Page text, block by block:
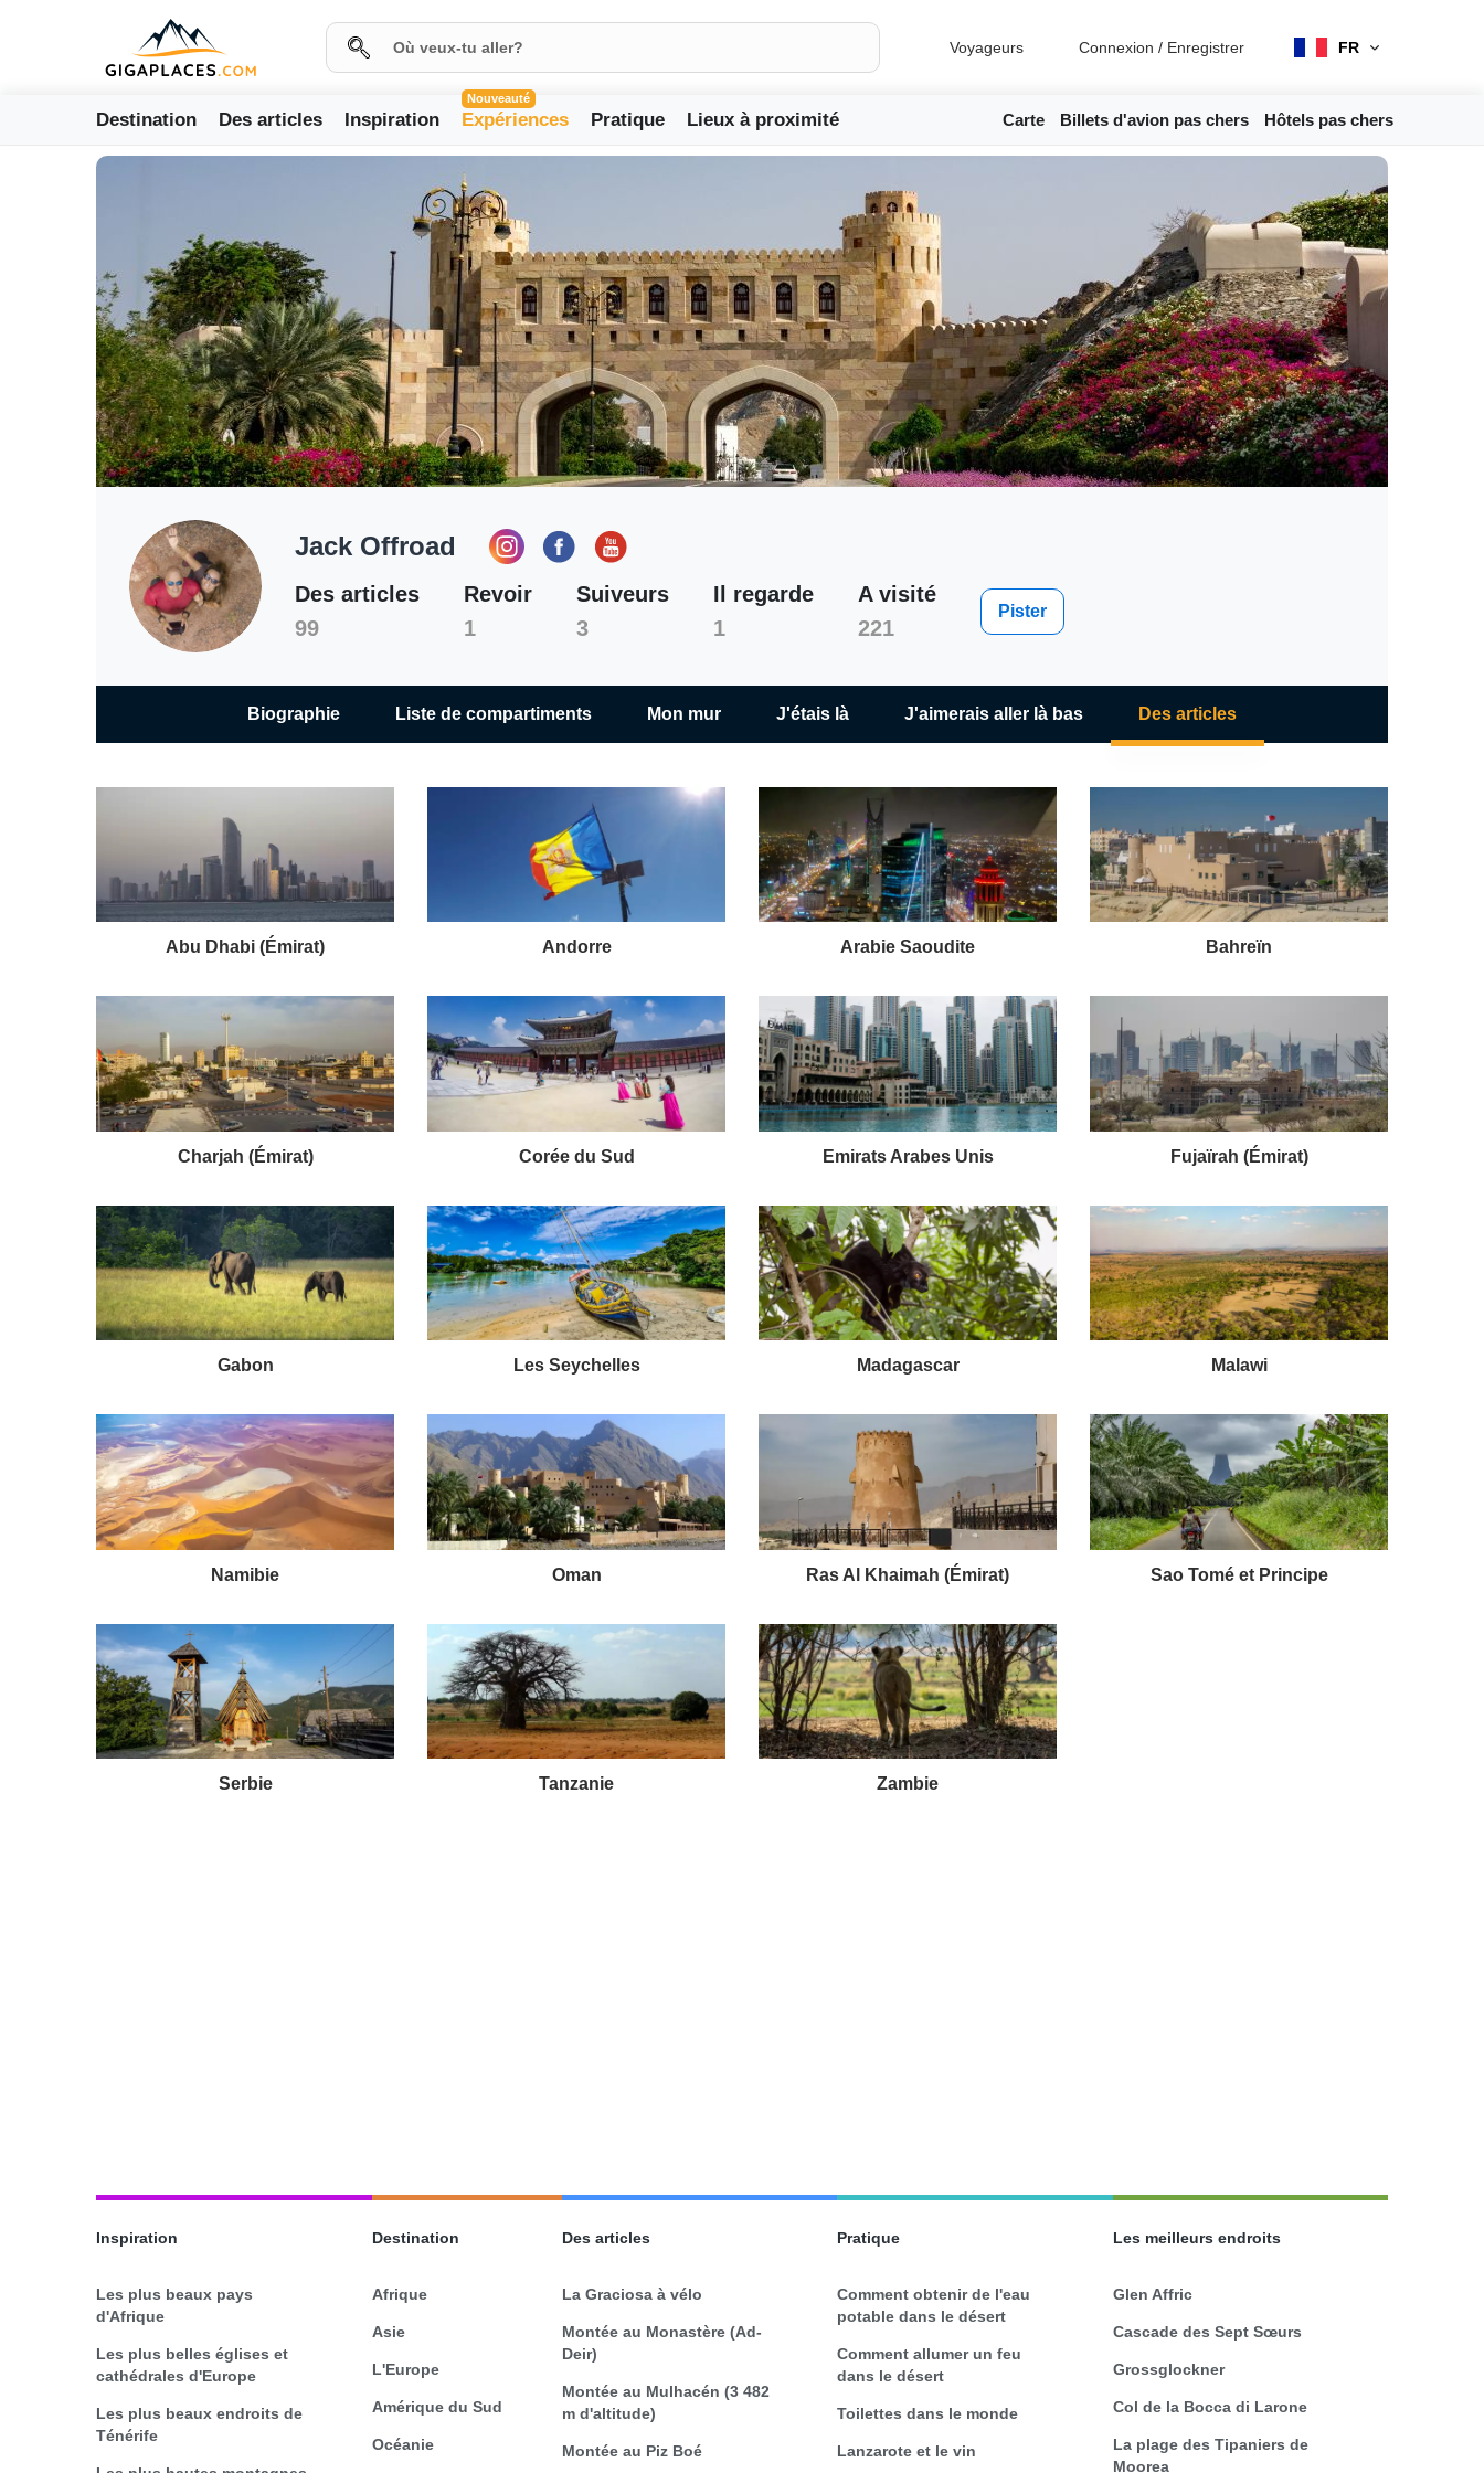
Voyageurs Connexion / Enregistrer FR
Destination Des articles Inspiration
Nouveauté
Expériences Pratique Lieux à proximité Carte Billets d'avion pas chers Hôtels pas chers
Jack Offroad a écrit 115 des articles
Jack Offroad
Des articles
99
Revoir
1
Suiveurs
3
Il regarde
1
A visité
221
Pister
Biographie Liste de compartiments Mon mur J'étais là J'aimerais aller là bas Des articles
Abu Dhabi (Émirat) Andorre Arabie Saoudite Bahreïn
Charjah (Émirat) Corée du Sud Emirats Arabes Unis Fujaïrah (Émirat)
Gabon Les Seychelles Madagascar Malawi
Namibie Oman Ras Al Khaimah (Émirat) Sao Tomé et Principe
Serbie Tanzanie Zambie
Inspiration
Les plus beaux pays
d'Afrique
Les plus belles églises et
cathédrales d'Europe
Les plus beaux endroits de
Ténérife
Destination
Afrique
Asie
L'Europe
Amérique du Sud
Océanie
Des articles
La Graciosa à vélo
Montée au Monastère (Ad-
Deir)
Montée au Mulhacén (3 482
m d'altitude)
Montée au Piz Boé
Pratique
Comment obtenir de l'eau
potable dans le désert
Comment allumer un feu
dans le désert
Toilettes dans le monde
Lanzarote et le vin
Les meilleurs endroits
Glen Affric
Cascade des Sept Sœurs
Grossglockner
Col de la Bocca di Larone
La plage des Tipaniers de
Moorea